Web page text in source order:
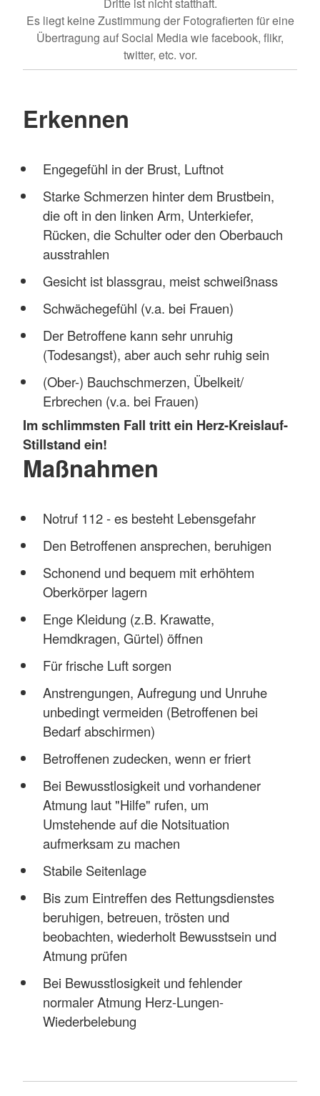
Dritte ist nicht statthaft.
Es liegt keine Zustimmung der Fotografierten für eine
Übertragung auf Social Media wie facebook, flikr,
twitter, etc. vor.
Erkennen
Engegefühl in der Brust, Luftnot
Starke Schmerzen hinter dem Brustbein,
die oft in den linken Arm, Unterkiefer,
Rücken, die Schulter oder den Oberbauch
ausstrahlen
Gesicht ist blassgrau, meist schweißnass
Schwächegefühl (v.a. bei Frauen)
Der Betroffene kann sehr unruhig
(Todesangst), aber auch sehr ruhig sein
(Ober-) Bauchschmerzen, Übelkeit/
Erbrechen (v.a. bei Frauen)
Im schlimmsten Fall tritt ein Herz-Kreislauf-
Stillstand ein!
Maßnahmen
Notruf 112 - es besteht Lebensgefahr
Den Betroffenen ansprechen, beruhigen
Schonend und bequem mit erhöhtem
Oberkörper lagern
Enge Kleidung (z.B. Krawatte,
Hemdkragen, Gürtel) öffnen
Für frische Luft sorgen
Anstrengungen, Aufregung und Unruhe
unbedingt vermeiden (Betroffenen bei
Bedarf abschirmen)
Betroffenen zudecken, wenn er friert
Bei Bewusstlosigkeit und vorhandener
Atmung laut "Hilfe" rufen, um
Umstehende auf die Notsituation
aufmerksam zu machen
Stabile Seitenlage
Bis zum Eintreffen des Rettungsdienstes
beruhigen, betreuen, trösten und
beobachten, wiederholt Bewusstsein und
Atmung prüfen
Bei Bewusstlosigkeit und fehlender
normaler Atmung Herz-Lungen-
Wiederbelebung